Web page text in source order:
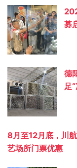
募
德
足
8月至12月底，川
艺场所门票优惠